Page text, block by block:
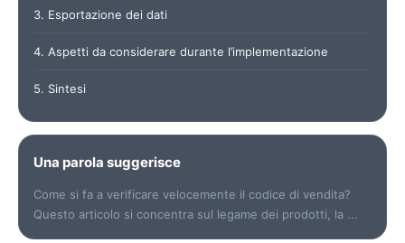
3. Esportazione dei dati
4. Aspetti da considerare durante l’implementazione
5. Sintesi
Una parola suggerisce
Come si fa a verificare velocemente il codice di vendita?
Questo articolo si concentra sul legame dei prodotti, la ...